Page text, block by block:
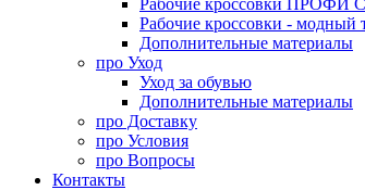
Рабочие кроссовки ПРОФИ
Рабочие кроссовки - модный
Дополнительные материалы
про Уход
Уход за обувью
Дополнительные материалы
про Доставку
про Условия
про Вопросы
Контакты